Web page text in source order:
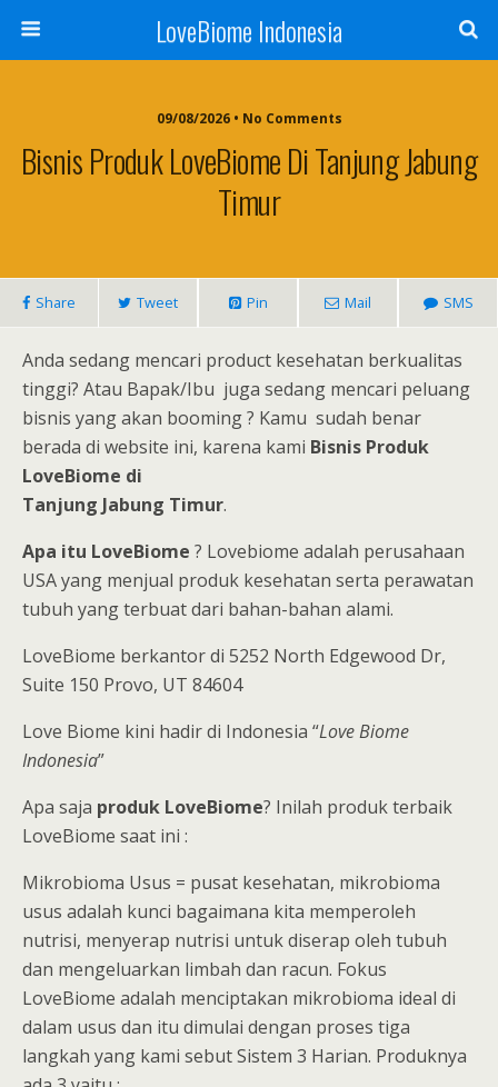
LoveBiome Indonesia
09/08/2026 • No Comments
Bisnis Produk LoveBiome Di Tanjung Jabung
Timur
Share Tweet Pin Mail SMS
Anda sedang mencari product kesehatan berkualitas
tinggi? Atau Bapak/Ibu juga sedang mencari peluang
bisnis yang akan booming ? Kamu sudah benar
berada di website ini, karena kami Bisnis Produk
LoveBiome di
Tanjung Jabung Timur.
Apa itu LoveBiome ? Lovebiome adalah perusahaan
USA yang menjual produk kesehatan serta perawatan
tubuh yang terbuat dari bahan-bahan alami.
LoveBiome berkantor di 5252 North Edgewood Dr,
Suite 150 Provo, UT 84604
Love Biome kini hadir di Indonesia “Love Biome
Indonesia”
Apa saja produk LoveBiome? Inilah produk terbaik
LoveBiome saat ini :
Mikrobioma Usus = pusat kesehatan, mikrobioma
usus adalah kunci bagaimana kita memperoleh
nutrisi, menyerap nutrisi untuk diserap oleh tubuh
dan mengeluarkan limbah dan racun. Fokus
LoveBiome adalah menciptakan mikrobioma ideal di
dalam usus dan itu dimulai dengan proses tiga
langkah yang kami sebut Sistem 3 Harian. Produknya